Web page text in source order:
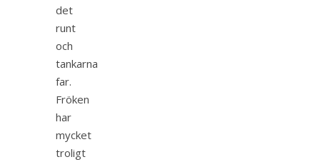
det
runt
och
tankarna
far.
Fröken
har
mycket
troligt